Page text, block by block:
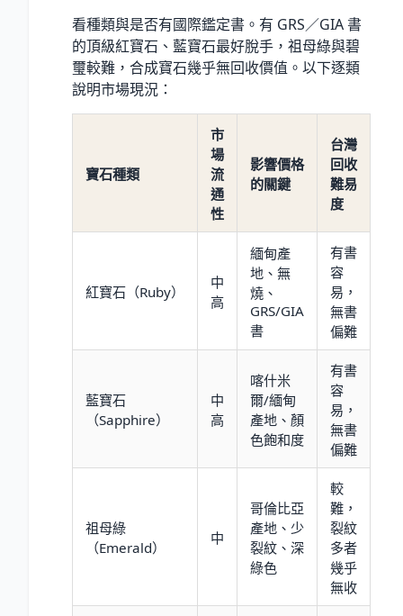
看種類與是否有國際鑑定書。有 GRS／GIA 書
的頂級紅寶石、藍寶石最好脫手，祖母綠與碧
璽較難，合成寶石幾乎無回收價值。以下逐類
說明市場現況：
寶石種類
市
場
流
通
性
影響價格
的關鍵
台灣
回收
難易
度
紅寶石（Ruby）
中
高
緬甸產
地、無
燒、
GRS/GIA
書
有書
容
易，
無書
偏難
藍寶石
（Sapphire）
中
高
喀什米
爾/緬甸
產地、顏
色飽和度
有書
容
易，
無書
偏難
祖母綠
（Emerald）
中
哥倫比亞
產地、少
裂紋、深
綠色
較
難，
裂紋
多者
幾乎
無收